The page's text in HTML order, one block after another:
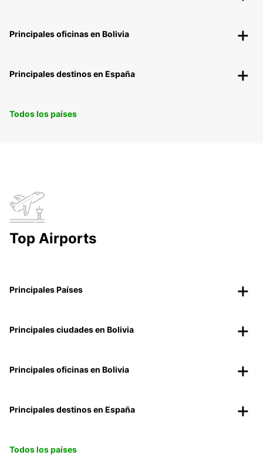
Principales oficinas en Bolivia
Principales destinos en España
Todos los países
Top Airports
Principales Países
Principales ciudades en Bolivia
Principales oficinas en Bolivia
Principales destinos en España
Todos los países